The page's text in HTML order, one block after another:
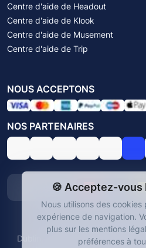
Centre d'aide de Headout
Centre d'aide de Klook
Centre d'aide de Musement
Centre d'aide de Trip
NOUS ACCEPTONS
NOS PARTENAIRES
English
© Dublin Tickets 2026.
Dublin Tickets est une
🍪 Acceptez-vous
Nous utilisons des cookies
expérience de navigation.
plus sur les mentions
préférences à